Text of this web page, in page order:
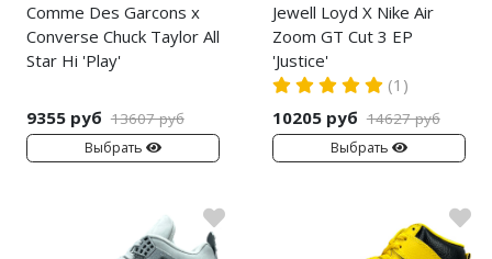
Comme Des Garcons x
Converse Chuck Taylor All
Star Hi 'Play'
9355 руб 13607 руб
Выбрать
Jewell Loyd X Nike Air
Zoom GT Cut 3 EP
'Justice'
(1)
10205 руб 14627 руб
Выбрать